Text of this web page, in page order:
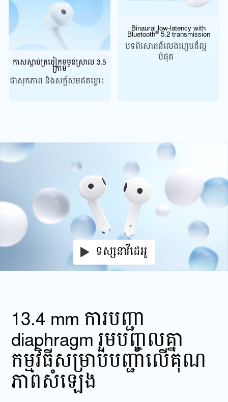
កាសស្តាប់ត្រចៀកទម្ងន់ស្រាល 3.5
ក្រាម
ផាសុកភាព និងសក្ត័សមឥតខ្ចោះ
Binaural low-latency with
Bluetooth®5.2 transmission
បទពិសោធន៍លេងហ្គេមដ៏ល្អ
បំផុត
ទស្សនាវីដេអូ
13.4 mm ការបញ្ជា
diaphragm រួមបញ្ចូលគ្នា
កម្មវិធីសម្រាប់បញ្ជាលើគុណ
ភាពសំឡេង